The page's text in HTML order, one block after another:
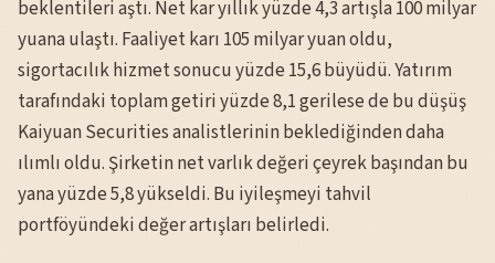
beklentileri aştı. Net kar yıllık yüzde 4,3 artışla 100 milyar
yuana ulaştı. Faaliyet karı 105 milyar yuan oldu,
sigortacılık hizmet sonucu yüzde 15,6 büyüdü. Yatırım
tarafındaki toplam getiri yüzde 8,1 gerilese de bu düşüş
Kaiyuan Securities analistlerinin beklediğinden daha
ılımlı oldu. Şirketin net varlık değeri çeyrek başından bu
yana yüzde 5,8 yükseldi. Bu iyileşmeyi tahvil
portföyündeki değer artışları belirledi.